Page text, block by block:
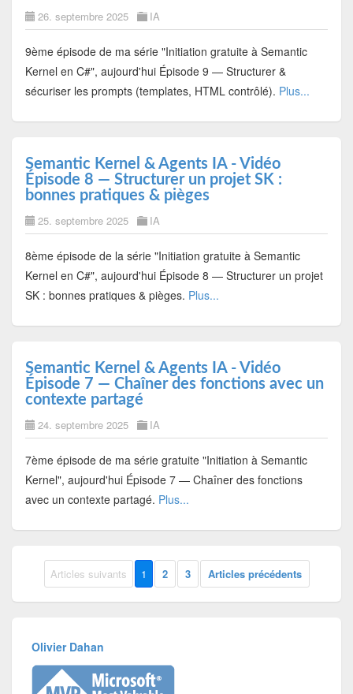
26. septembre 2025 IA
9ème épisode de ma série "Initiation gratuite à Semantic
Kernel en C#", aujourd'hui Épisode 9 — Structurer &
sécuriser les prompts (templates, HTML contrôlé). Plus...
Semantic Kernel & Agents IA - Vidéo
Épisode 8 — Structurer un projet SK :
bonnes pratiques & pièges
25. septembre 2025 IA
8ème épisode de la série "Initiation gratuite à Semantic
Kernel en C#", aujourd'hui Épisode 8 — Structurer un projet
SK : bonnes pratiques & pièges. Plus...
Semantic Kernel & Agents IA - Vidéo
Épisode 7 — Chaîner des fonctions avec un
contexte partagé
24. septembre 2025 IA
7ème épisode de ma série gratuite "Initiation à Semantic
Kernel", aujourd'hui Épisode 7 — Chaîner des fonctions
avec un contexte partagé. Plus...
Articles suivants 1 2 3 Articles précédents
Olivier Dahan